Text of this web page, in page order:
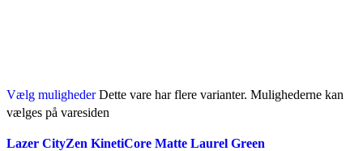
Vælg muligheder Dette vare har flere varianter. Mulighederne kan
vælges på varesiden
Lazer CityZen KinetiCore Matte Laurel Green